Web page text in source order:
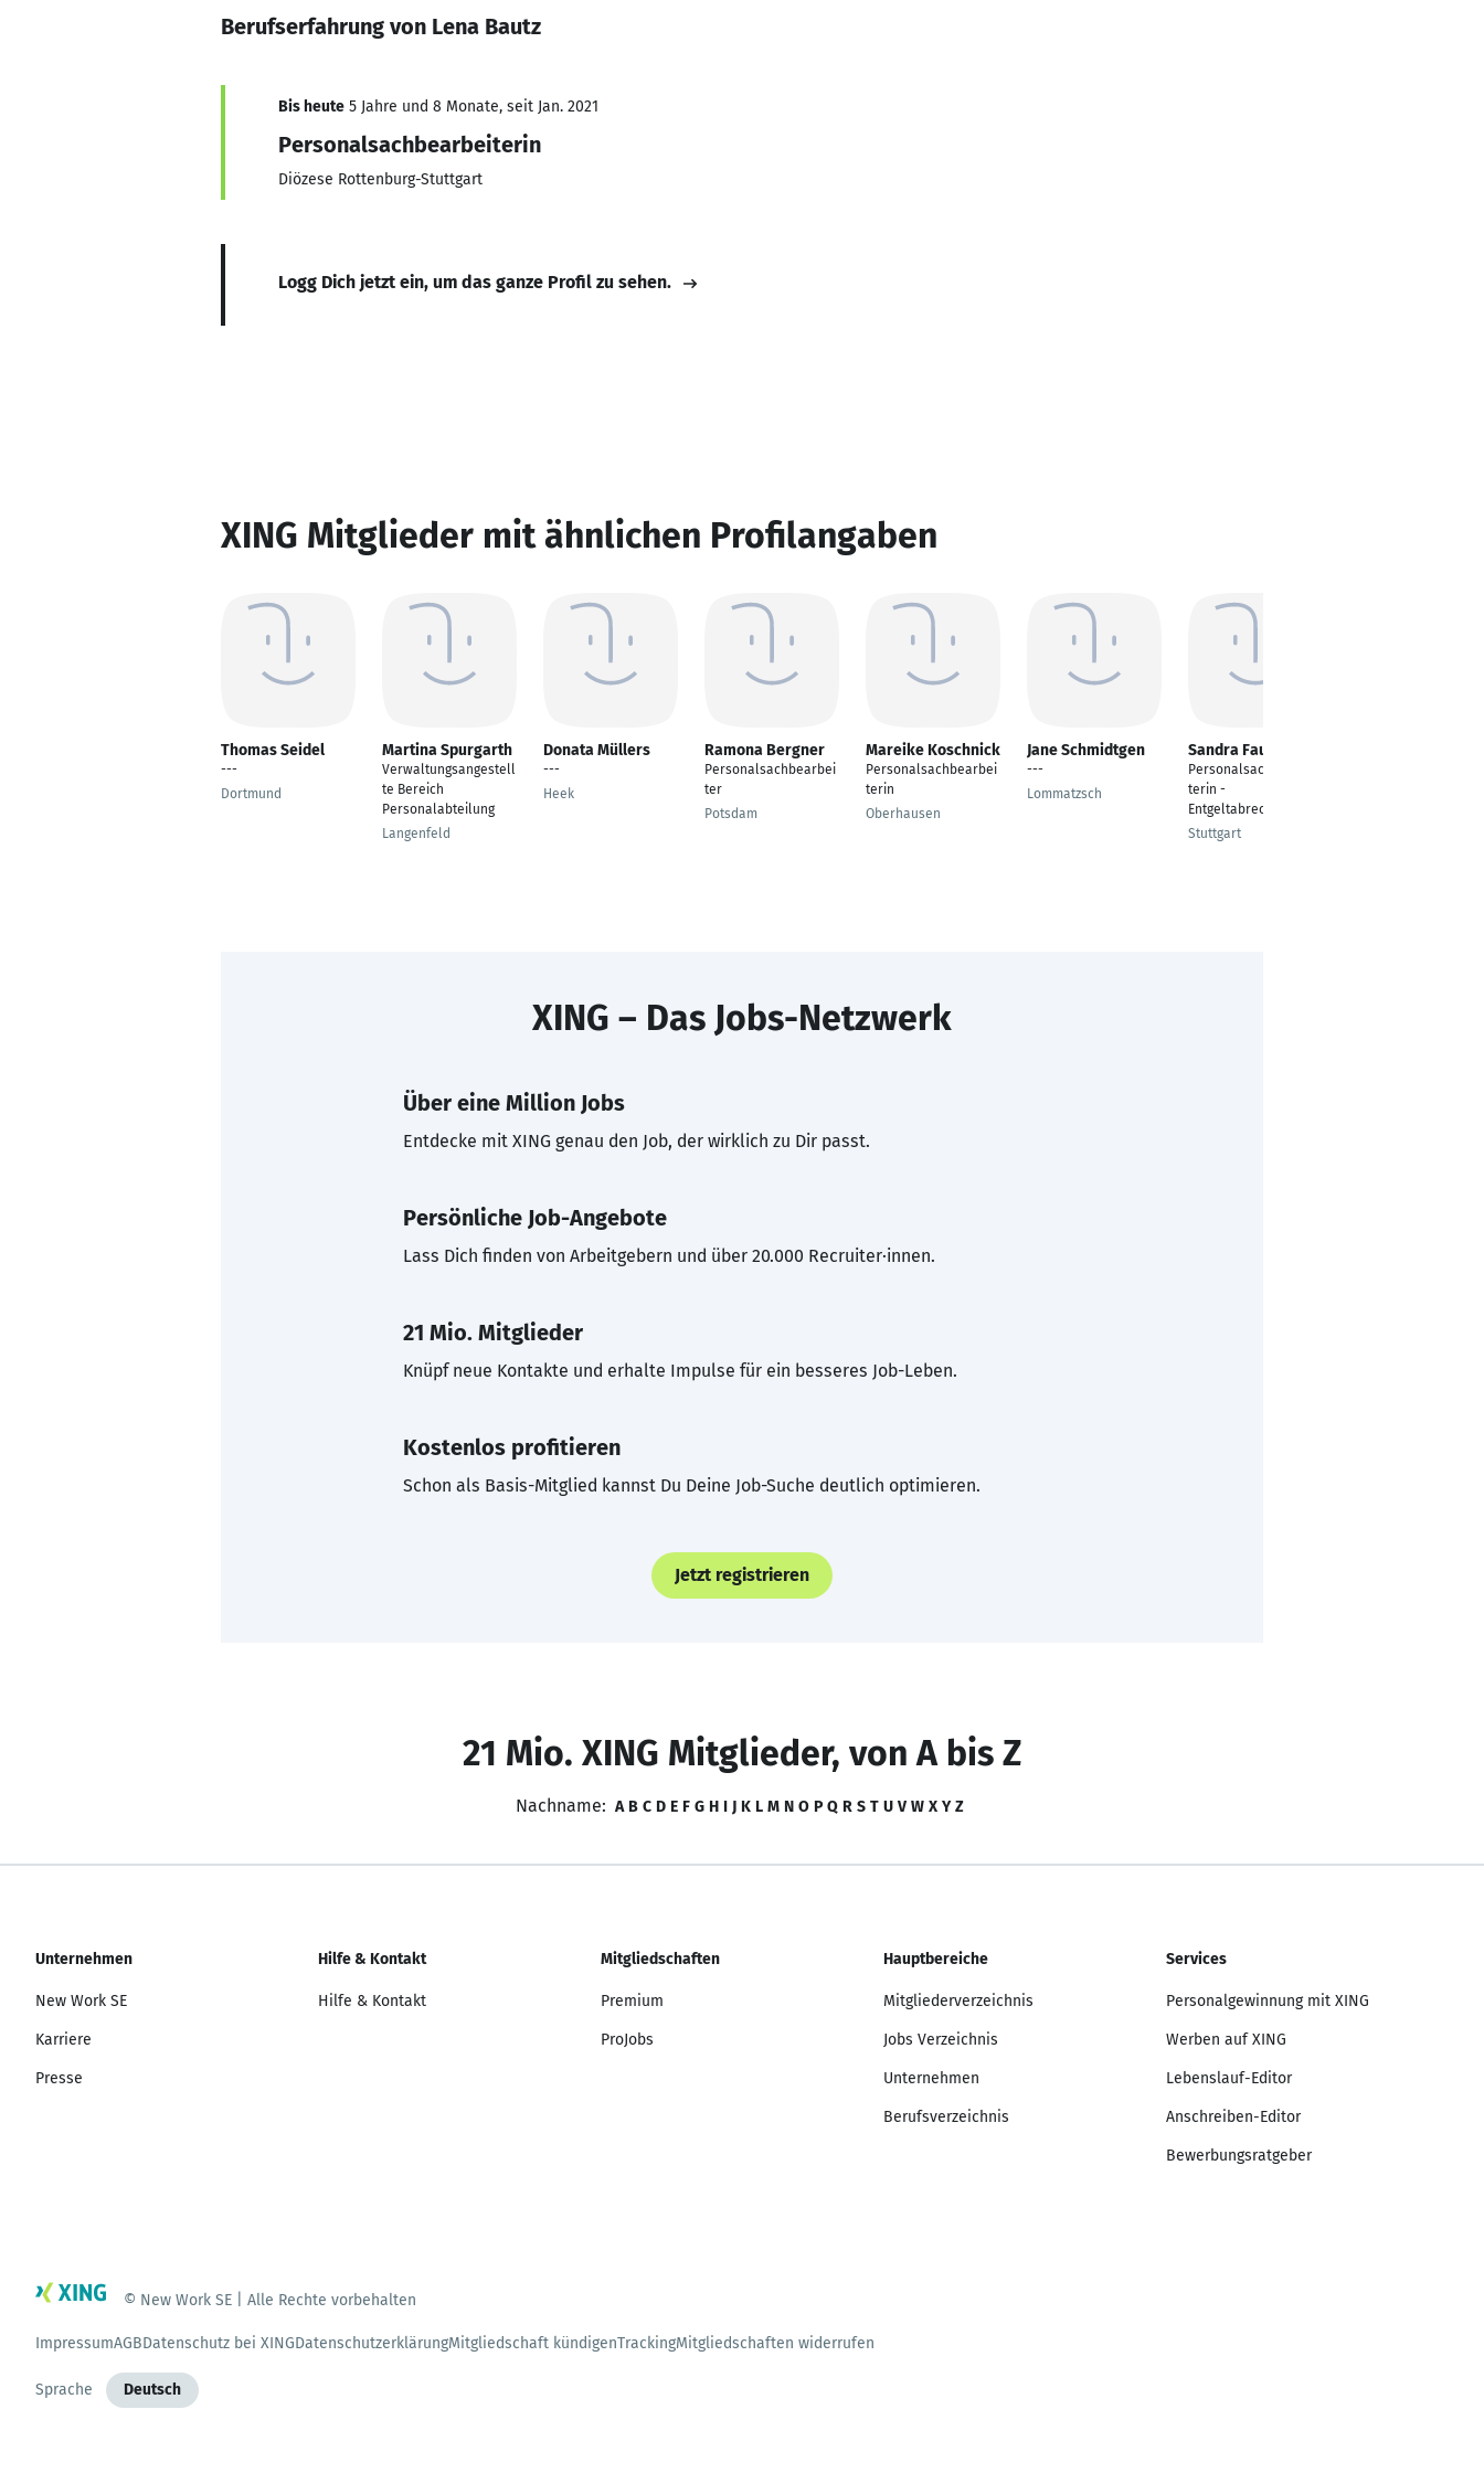
Berufserfahrung von Lena Bautz
Bis heute 5 Jahre und 8 Monate, seit Jan. 2021
Personalsachbearbeiterin
Diözese Rottenburg-Stuttgart
Logg Dich jetzt ein, um das ganze Profil zu sehen.
XING Mitglieder mit ähnlichen Profilangaben
Thomas Seidel
---
Dortmund
Martina Spurgarth
Verwaltungsangestell
te Bereich
Personalabteilung
Langenfeld
Donata Müllers
---
Heek
Ramona Bergner
Personalsachbearbei
ter
Potsdam
Mareike Koschnick
Personalsachbearbei
terin
Oberhausen
Jane Schmidtgen
---
Lommatzsch
Sandra Faude
Personalsachbearbei
terin -
Entgeltabrechnung
Stuttgart
XING – Das Jobs-Netzwerk
Über eine Million Jobs
Entdecke mit XING genau den Job, der wirklich zu Dir passt.
Persönliche Job-Angebote
Lass Dich finden von Arbeitgebern und über 20.000 Recruiter·innen.
21 Mio. Mitglieder
Knüpf neue Kontakte und erhalte Impulse für ein besseres Job-Leben.
Kostenlos profitieren
Schon als Basis-Mitglied kannst Du Deine Job-Suche deutlich optimieren.
Jetzt registrieren
21 Mio. XING Mitglieder, von A bis Z
Nachname: A B C D E F G H I J K L M N O P Q R S T U V W X Y Z
Unternehmen
New Work SE
Karriere
Presse
Hilfe & Kontakt
Hilfe & Kontakt
Mitgliedschaften
Premium
ProJobs
Hauptbereiche
Mitgliederverzeichnis
Jobs Verzeichnis
Unternehmen
Berufsverzeichnis
Services
Personalgewinnung mit XING
Werben auf XING
Lebenslauf-Editor
Anschreiben-Editor
Bewerbungsratgeber
© New Work SE | Alle Rechte vorbehalten
ImpressumAGBDatenschutz bei XINGDatenschutzerklärungMitgliedschaft kündigenTrackingMitgliedschaften widerrufen
Sprache Deutsch